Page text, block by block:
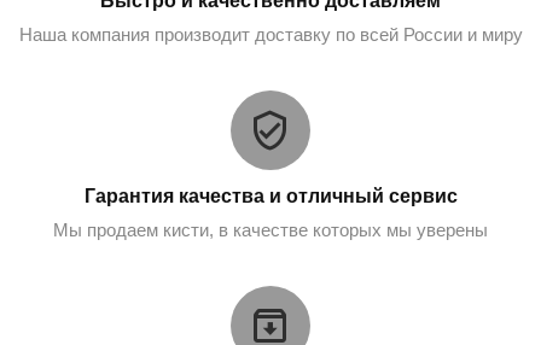
Наша компания производит доставку по всей России и миру
Гарантия качества и отличный сервис
Мы продаем кисти, в качестве которых мы уверены